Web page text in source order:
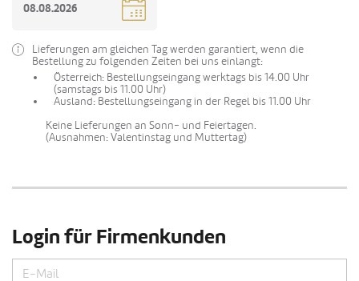
Lieferungen am gleichen Tag werden garantiert, wenn die
Bestellung zu folgenden Zeiten bei uns einlangt:
Österreich: Bestellungseingang werktags bis 14.00 Uhr
(samstags bis 11.00 Uhr)
Ausland: Bestellungseingang in der Regel bis 11.00 Uhr
Keine Lieferungen an Sonn- und Feiertagen.
(Ausnahmen: Valentinstag und Muttertag)
Login für Firmenkunden